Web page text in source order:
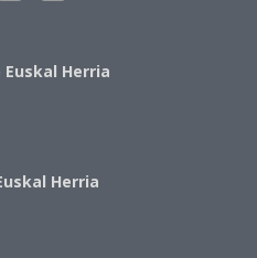
Herria
Herria